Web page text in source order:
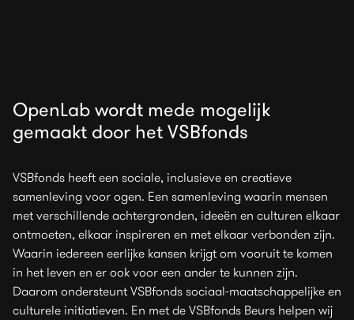
OpenLab wordt mede mogelijk
gemaakt door het VSBfonds
VSBfonds heeft een sociale, inclusieve en creatieve
samenleving voor ogen. Een samenleving waarin mensen
met verschillende achtergronden, ideeën en culturen elkaar
ontmoeten, elkaar inspireren en met elkaar verbonden zijn.
Waarin iedereen eerlijke kansen krijgt om vooruit te komen
in het leven en er ook voor een ander te kunnen zijn.
Daarom ondersteunt VSBfonds sociaal-maatschappelijke en
culturele initiatieven. En met de VSBfonds Beurs helpen wij